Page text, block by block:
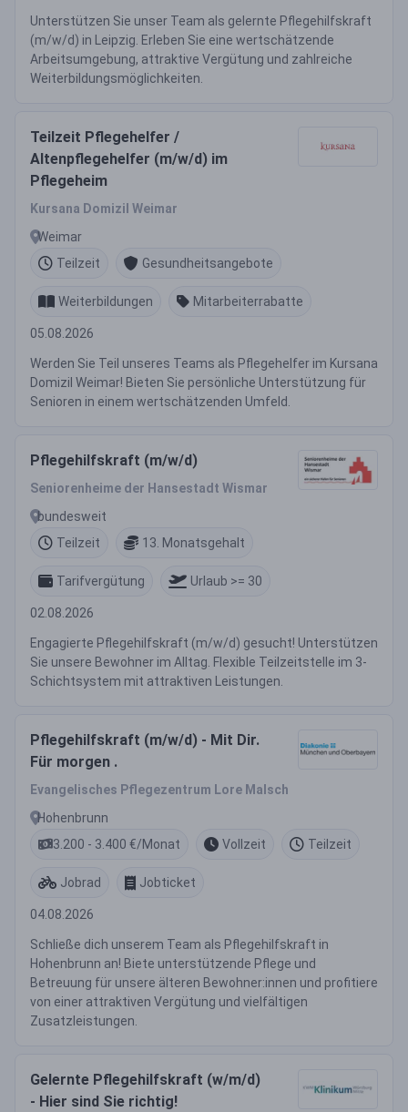
Unterstützen Sie unser Team als gelernte Pflegehilfskraft
(m/w/d) in Leipzig. Erleben Sie eine wertschätzende
Arbeitsumgebung, attraktive Vergütung und zahlreiche
Weiterbildungsmöglichkeiten.
Teilzeit Pflegehelfer /
Altenpflegehelfer (m/w/d) im
Pflegeheim
Kursana Domizil Weimar
Weimar
Teilzeit
Gesundheitsangebote
Weiterbildungen Mitarbeiterrabatte
05.08.2026
Werden Sie Teil unseres Teams als Pflegehelfer im Kursana
Domizil Weimar! Bieten Sie persönliche Unterstützung für
Senioren in einem wertschätzenden Umfeld.
Pflegehilfskraft (m/w/d)
Seniorenheime der Hansestadt Wismar
bundesweit
Teilzeit
13. Monatsgehalt
Tarifvergütung Urlaub >= 30
02.08.2026
Engagierte Pflegehilfskraft (m/w/d) gesucht! Unterstützen
Sie unsere Bewohner im Alltag. Flexible Teilzeitstelle im 3-
Schichtsystem mit attraktiven Leistungen.
Pflegehilfskraft (m/w/d) - Mit Dir.
Für morgen .
Evangelisches Pflegezentrum Lore Malsch
Hohenbrunn
3.200 - 3.400 €/Monat
Vollzeit Teilzeit
Jobrad Jobticket
04.08.2026
Schließe dich unserem Team als Pflegehilfskraft in
Hohenbrunn an! Biete unterstützende Pflege und
Betreuung für unsere älteren Bewohner:innen und profitiere
von einer attraktiven Vergütung und vielfältigen
Zusatzleistungen.
Gelernte Pflegehilfskraft (w/m/d)
- Hier sind Sie richtig!